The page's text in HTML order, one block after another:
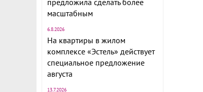
предложила сделать более
масштабным
6.8.2026
На квартиры в жилом
комплексе «Эстель» действует
специальное предложение
августа
13.7.2026